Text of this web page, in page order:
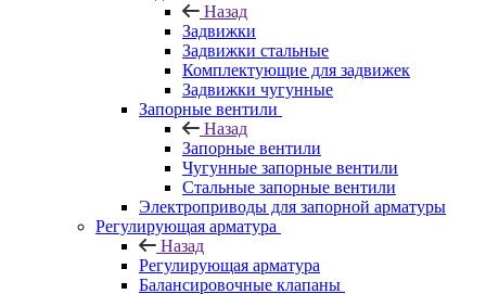
Назад
Задвижки
Задвижки стальные
Комплектующие для задвижек
Задвижки чугунные
Запорные вентили
Назад
Запорные вентили
Чугунные запорные вентили
Стальные запорные вентили
Электроприводы для запорной арматуры
Регулирующая арматура
Назад
Регулирующая арматура
Балансировочные клапаны